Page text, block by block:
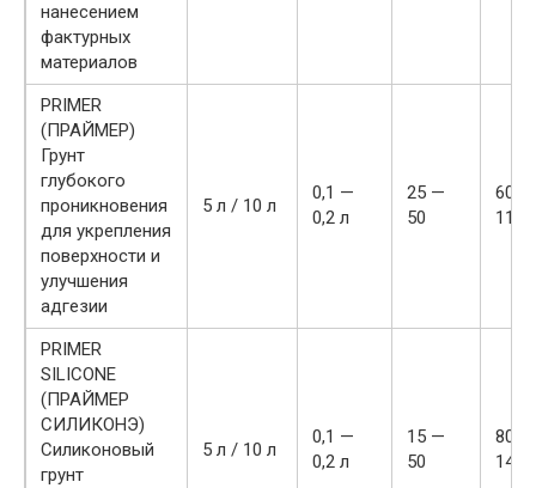
нанесением
фактурных
материалов
PRIMER
(ПРАЙМЕР)
Грунт
глубокого
проникновения
для укрепления
поверхности и
улучшения
адгезии
5 л / 10 л
0,1 —
0,2 л
25 —
50
600
PRIMER
SILICONE
(ПРАЙМЕР
СИЛИКОНЭ)
Силиконовый
грунт
5 л / 10 л
0,1 —
0,2 л
15 —
50
800